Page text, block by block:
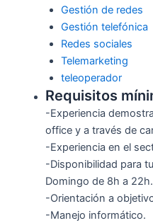
Gestión de redes
Gestión telefónica
Redes sociales
Telemarketing
teleoperador
Requisitos
-Experiencia
office y a través de
-Experiencia en el
-Disponibilidad para
Domingo de 8h a 22h.
-Orientación a
-Manejo informático.